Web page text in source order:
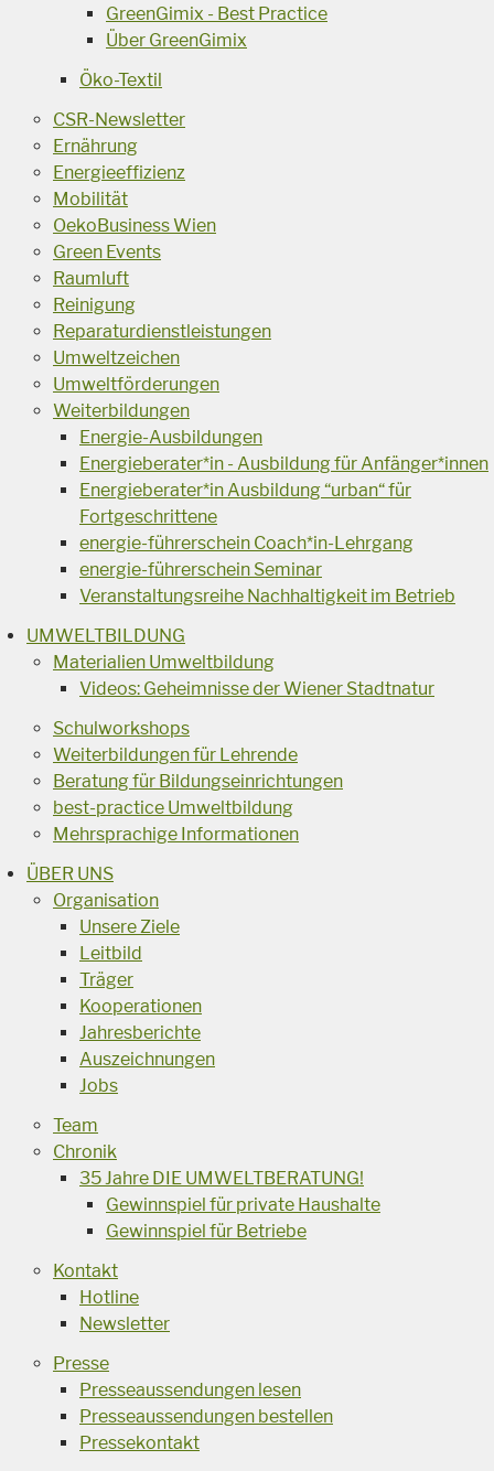
GreenGimix - Best Practice
Über GreenGimix
Öko-Textil
CSR-Newsletter
Ernährung
Energieeffizienz
Mobilität
OekoBusiness Wien
Green Events
Raumluft
Reinigung
Reparaturdienstleistungen
Umweltzeichen
Umweltförderungen
Weiterbildungen
Energie-Ausbildungen
Energieberater*in - Ausbildung für Anfänger*innen
Energieberater*in Ausbildung “urban“ für
Fortgeschrittene
energie-führerschein Coach*in-Lehrgang
energie-führerschein Seminar
Veranstaltungsreihe Nachhaltigkeit im Betrieb
UMWELTBILDUNG
Materialien Umweltbildung
Videos: Geheimnisse der Wiener Stadtnatur
Schulworkshops
Weiterbildungen für Lehrende
Beratung für Bildungseinrichtungen
best-practice Umweltbildung
Mehrsprachige Informationen
ÜBER UNS
Organisation
Unsere Ziele
Leitbild
Träger
Kooperationen
Jahresberichte
Auszeichnungen
Jobs
Team
Chronik
35 Jahre DIE UMWELTBERATUNG!
Gewinnspiel für private Haushalte
Gewinnspiel für Betriebe
Kontakt
Hotline
Newsletter
Presse
Presseaussendungen lesen
Presseaussendungen bestellen
Pressekontakt